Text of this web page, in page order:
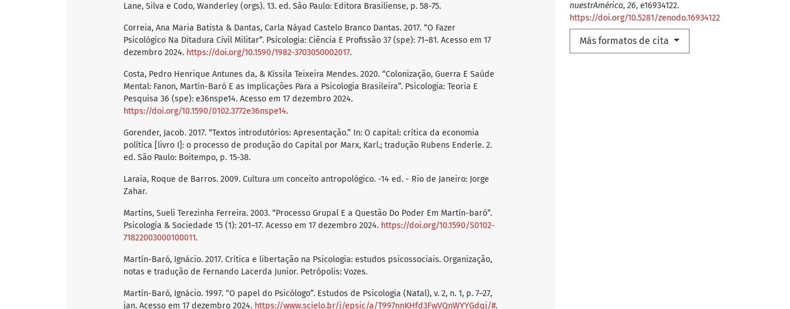
nuestrAmérica, 26, e16934122.
https://doi.org/10.5281/zenodo.16934122
Más formatos de cita
Lane, Silva e Codo, Wanderley (orgs). 13. ed. São Paulo: Editora Brasiliense, p. 58-75.
Correia, Ana Maria Batista & Dantas, Carla Náyad Castelo Branco Dantas. 2017. “O Fazer
Psicológico Na Ditadura Civil Militar”. Psicologia: Ciência E Profissão 37 (spe): 71–81. Acesso em 17
dezembro 2024. https://doi.org/10.1590/1982-3703050002017.
Costa, Pedro Henrique Antunes da, & Kíssila Teixeira Mendes. 2020. “Colonização, Guerra E Saúde
Mental: Fanon, Martín-Baró E as Implicações Para a Psicologia Brasileira”. Psicologia: Teoria E
Pesquisa 36 (spe): e36nspe14. Acesso em 17 dezembro 2024.
https://doi.org/10.1590/0102.3772e36nspe14.
Gorender, Jacob. 2017. “Textos introdutórios: Apresentação.” In: O capital: crítica da economia
política [livro I]: o processo de produção do Capital por Marx, Karl.; tradução Rubens Enderle. 2.
ed. São Paulo: Boitempo, p. 15-38.
Laraia, Roque de Barros. 2009. Cultura um conceito antropológico. -14 ed. - Rio de Janeiro: Jorge
Zahar.
Martins, Sueli Terezinha Ferreira. 2003. “Processo Grupal E a Questão Do Poder Em Martín-baró”.
Psicologia & Sociedade 15 (1): 201–17. Acesso em 17 dezembro 2024. https://doi.org/10.1590/S0102-
71822003000100011.
Martín-Baró, Ignácio. 2017. Crítica e libertação na Psicologia: estudos psicossociais. Organização,
notas e tradução de Fernando Lacerda Junior. Petrópolis: Vozes.
Martín-Baró, Ignácio. 1997. “O papel do Psicólogo”. Estudos de Psicologia (Natal), v. 2, n. 1, p. 7–27,
jan. Acesso em 17 dezembro 2024. https://www.scielo.br/j/epsic/a/T997nnKHfd3FwVQnWYYGdqj/#.